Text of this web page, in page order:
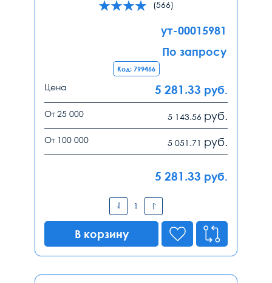
(566)
ут-00015981
По запросу
Код: 799466
Цена 5 281.33 руб.
От 25 000 5 143.56 руб.
От 100 000 5 051.71 руб.
5 281.33 руб.
В корзину